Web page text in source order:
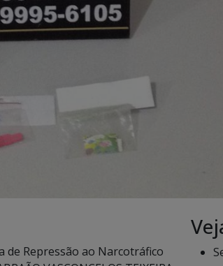
de Repressão ao Narcotráfico